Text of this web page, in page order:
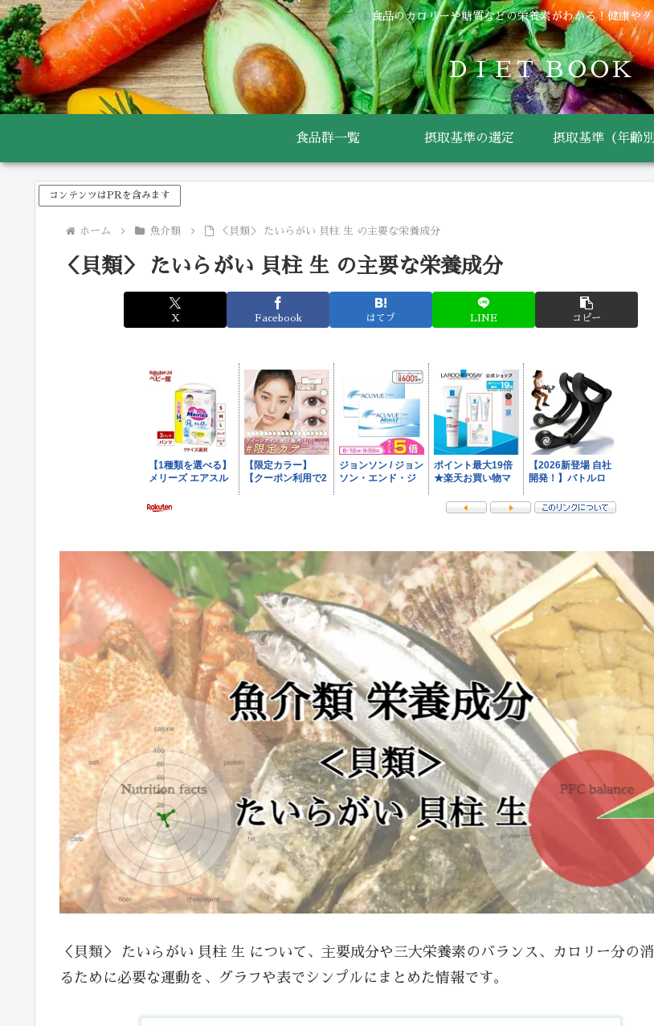
食品のカロリーや糖質などの栄養素がわかる！健康や
ＤＩＥＴ ＢＯＯＫ
食品群一覧 摂取基準の選定 摂取基準（年齢別
コンテンツはPRを含みます
ホーム 魚介類 ＜貝類＞ たいらがい 貝柱 生 の主要な栄養成分
＜貝類＞ たいらがい 貝柱 生 の主要な栄養成分
X Facebook はてブ LINE コピー
＜貝類＞ たいらがい 貝柱 生 について、主要成分や三大栄養素のバランス、カロリー分の
るために必要な運動を、グラフや表でシンプルにまとめた情報です。